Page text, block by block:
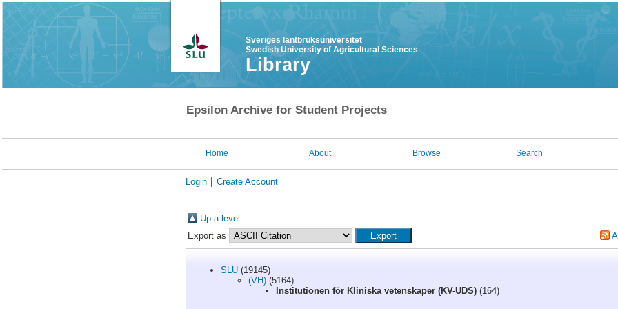
Sveriges lantbruksuniversitet
Swedish University of Agricultural Sciences
Library
Epsilon Archive for Student Projects
Home About Browse Search
Login Create Account
Up a level
Export as
SLU(19145)
(VH)(5164)
Institutionen för Kliniska vetenskaper (KV-UDS)(164)